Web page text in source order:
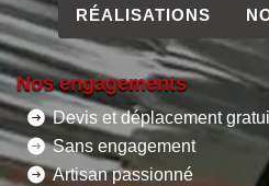
RÉALISATIONS
Nos engagements
Devis et déplacement
Sans engagement
Artisan passionné